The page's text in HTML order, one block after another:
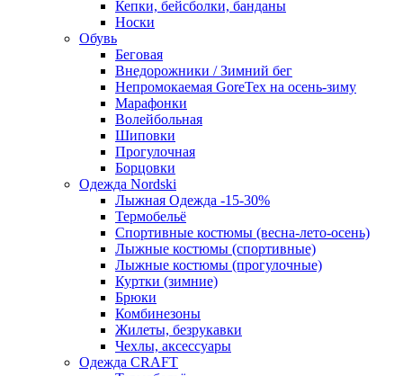
Кепки, бейсболки, банданы
Носки
Обувь
Беговая
Внедорожники / Зимний бег
Непромокаемая GoreTex на осень-зиму
Марафонки
Волейбольная
Шиповки
Прогулочная
Борцовки
Одежда Nordski
Лыжная Одежда -15-30%
Термобельё
Спортивные костюмы (весна-лето-осень)
Лыжные костюмы (спортивные)
Лыжные костюмы (прогулочные)
Куртки (зимние)
Брюки
Комбинезоны
Жилеты, безрукавки
Чехлы, аксессуары
Одежда CRAFT